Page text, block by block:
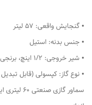
⦁ گنجایش واقعی: 57 لیتر
⦁ جنس بدنه: استیل
⦁ شیر خروجی: 1/2 اینچ، برنجی
⦁ نوع گاز: کپسولی (قابل
سماور گازی صنعتی 60 لیتری ایران استیل کار با گنجایش 57لیتر